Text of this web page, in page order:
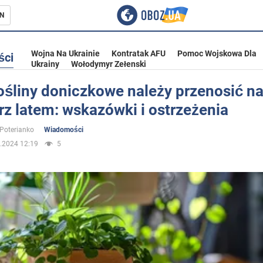
Ukrainie
Wojna Na Ukrainie Kontratak AFU
Pomoc Wojskowa Dla
Ukrainy
Wołodymyr Zełenski
doniczkowe należy przenosić na
latem: wskazówki i ostrzeżenia
Wiadomości
12:19
5